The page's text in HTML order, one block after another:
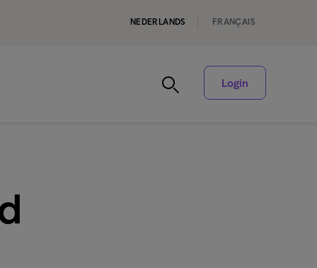
NEDERLANDS FRANÇAIS
Login